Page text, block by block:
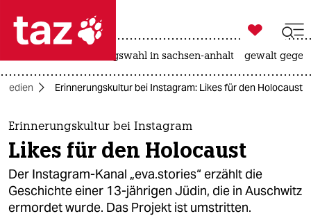
 taz zahl ich
taz zahl ich
themen
politik
öko

taz zahl ich
landtagswahl in sachsen-anhalt gewalt
Medien Erinnerungskultur bei Instagram: Likes für den Holocaust
Erinnerungskultur bei Instagram
Likes für den Holocaust
Der Instagram-Kanal „eva.stories“ erzählt die
Geschichte einer 13-jährigen Jüdin, die in Auschwitz
ermordet wurde. Das Projekt ist umstritten.